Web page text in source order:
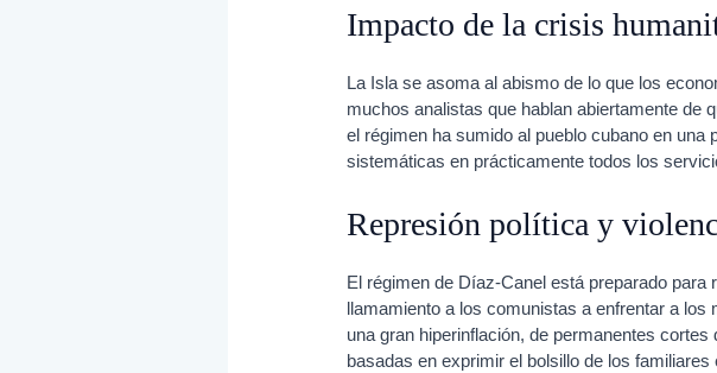
Impacto de la crisis
La Isla se asoma al abismo de lo que los
muchos analistas que hablan abiertamente de
el régimen ha sumido al pueblo cubano en una
sistemáticas en prácticamente todos los
Represión política y
El régimen de Díaz-Canel está preparado para
llamamiento a los comunistas a enfrentar a
una gran hiperinflación, de permanentes
basadas en exprimir el bolsillo de los